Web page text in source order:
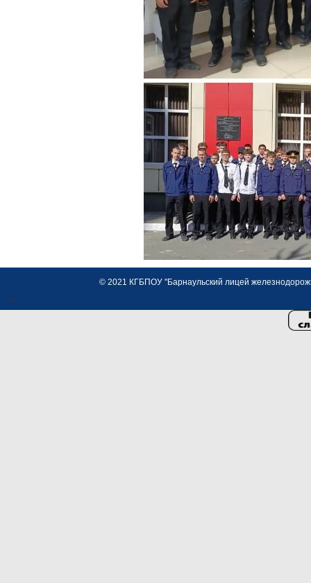
© 2021 КГБПОУ "Барнаульский лицей
<>